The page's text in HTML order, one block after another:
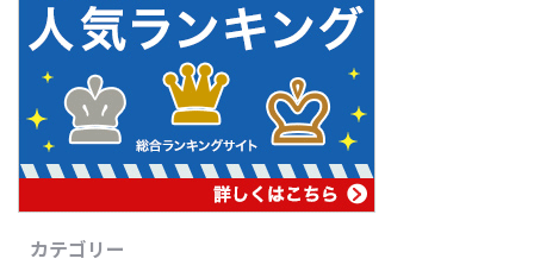
カテゴリー